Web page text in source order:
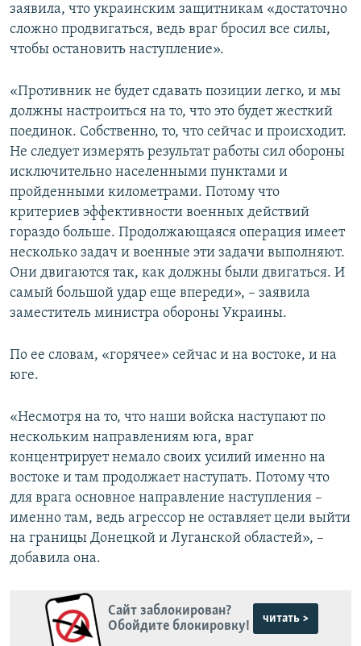
заявила, что украинским защитникам «достаточно
сложно продвигаться, ведь враг бросил все силы,
чтобы остановить наступление».
«Противник не будет сдавать позиции легко, и мы
должны настроиться на то, что это будет жесткий
поединок. Собственно, то, что сейчас и происходит.
Не следует измерять результат работы сил обороны
исключительно населенными пунктами и
пройденными километрами. Потому что
критериев эффективности военных действий
гораздо больше. Продолжающаяся операция имеет
несколько задач и военные эти задачи выполняют.
Они двигаются так, как должны были двигаться. И
самый большой удар еще впереди», – заявила
заместитель министра обороны Украины.
По ее словам, «горячее» сейчас и на востоке, и на
юге.
«Несмотря на то, что наши войска наступают по
нескольким направлениям юга, враг
концентрирует немало своих усилий именно на
востоке и там продолжает наступать. Потому что
для врага основное направление наступления –
именно там, ведь агрессор не оставляет цели выйти
на границы Донецкой и Луганской областей», –
добавила она.
Сайт заблокирован?
Обойдите блокировку!
читать >